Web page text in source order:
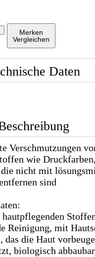
Merken
Vergleichen
Daten
Verschmutzungen
wie
die nicht mit
sind
Reinigung, mit
die Haut
biologisch